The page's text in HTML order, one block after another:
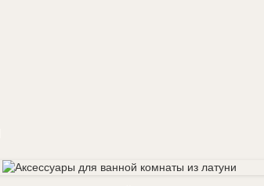
Аксессуары для ванной комнаты из латуни